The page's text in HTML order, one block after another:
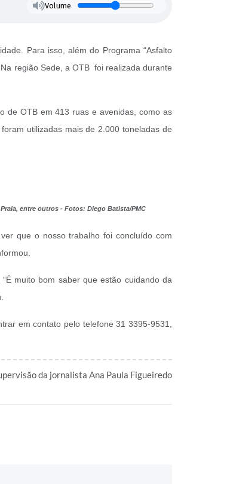
Volume
Para isso, além do Programa “Asfalto
região Sede, a OTB foi realizada durante
de OTB em 413 ruas e avenidas, como as
utilizadas mais de 2.000 toneladas de
entre outros - Fotos: Diego Batista/PMC
que o nosso trabalho foi concluído com
muito bom saber que estão cuidando da
em contato pelo telefone 31 3395-9531,
da jornalista Ana Paula Figueiredo